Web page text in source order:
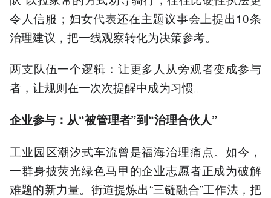
令人信服；妇女代表还在主题议事会上提出10条
治理建议，把一线观察转化为决策参考。
两支队伍一个逻辑：让更多人从旁观者变成参与
者，让规则在一次次提醒中成为习惯。
企业参与：从“被管理者”到“治理合伙人”
工业园区潮汐式车流曾是福海治理痛点。如今，
一群身披荧光绿色马甲的企业志愿者正成为破解
难题的新力量。街道提炼出“三链融合”工作法，把